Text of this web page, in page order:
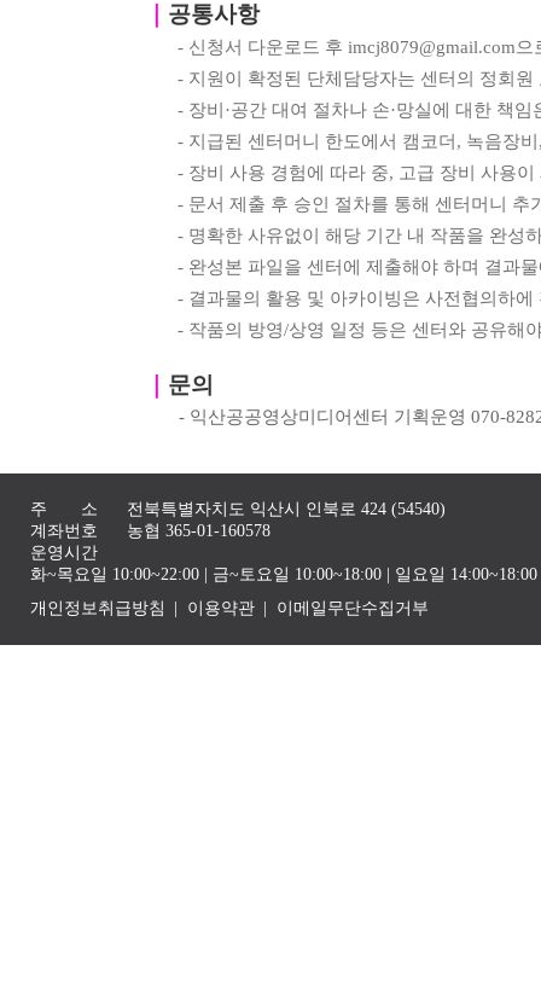
공통사항
- 신청서 다운로드 후 imcj8079@gmail.com으
- 지원이 확정된 단체담당자는 센터의 정회
- 장비 ·공간 대여 절차나 손·망실에 대한 책임
- 지급된 센터머니 한도에서 캠코더 , 녹음장비
- 장비 사용 경험에 따라 중, 고급 장비 사용
- 문서 제출 후 승인 절차를 통해 센터머니 추
- 명확한 사유없이 해당 기간 내 작품을 완성
- 완성본 파일을 센터에 제출해야 하며 결과
- 결과물의 활용 및 아카이빙은 사전협의하에
- 작품의 방영/상영 일정 등은 센터와 공유해
문의
- 익산공공영상미디어센터 기획운영 070-
주 소
전북특별자치도 익산시 인북로 424 (54540)
계좌번호
농협 365-01-160578
운영시간
화~목요일 10:00~22:00 | 금~토요일 10:00~18:00 | 일요일
개인정보취급방침
이용약관 이메일무단수집거부